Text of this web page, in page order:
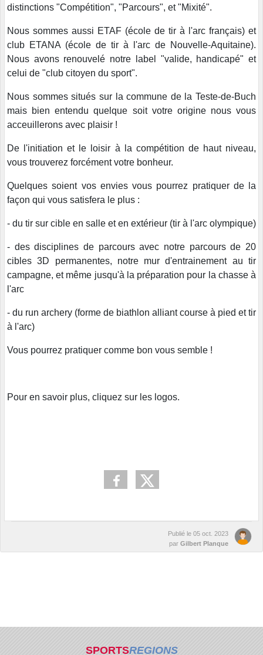
distinctions "Compétition", "Parcours", et "Mixité".
Nous sommes aussi ETAF (école de tir à l'arc français) et
club ETANA (école de tir à l'arc de Nouvelle-Aquitaine).
Nous avons renouvelé notre label "valide, handicapé" et
celui de "club citoyen du sport".
Nous sommes situés sur la commune de la Teste-de-Buch
mais bien entendu quelque soit votre origine nous vous
acceuillerons avec plaisir !
De l'initiation et le loisir à la compétition de haut niveau,
vous trouverez forcément votre bonheur.
Quelques soient vos envies vous pourrez pratiquer de la
façon qui vous satisfera le plus :
- du tir sur cible en salle et en extérieur (tir à l'arc olympique)
- des disciplines de parcours avec notre parcours de 20
cibles 3D permanentes, notre mur d'entrainement au tir
campagne, et même jusqu'à la préparation pour la chasse à
l'arc
- du run archery (forme de biathlon alliant course à pied et tir
à l'arc)
Vous pourrez pratiquer comme bon vous semble !
Pour en savoir plus, cliquez sur les logos.
Publié le 05 oct. 2023
par Gilbert Planque
SPORTSREGIONS